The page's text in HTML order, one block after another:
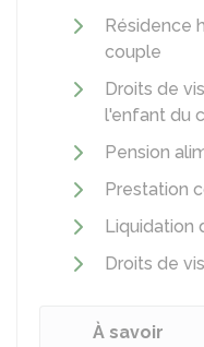
Résidence
couple
Droits de
l'enfant du
Pension
Prestation
Liquidation
Droits de
À savoir